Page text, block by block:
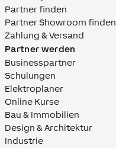
Partner finden
Partner Showroom finden
Zahlung & Versand
Partner werden
Businesspartner
Schulungen
Elektroplaner
Online Kurse
Bau & Immobilien
Design & Architektur
Industrie